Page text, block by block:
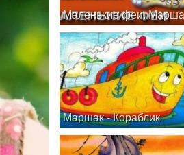
Маршак - Кораблик